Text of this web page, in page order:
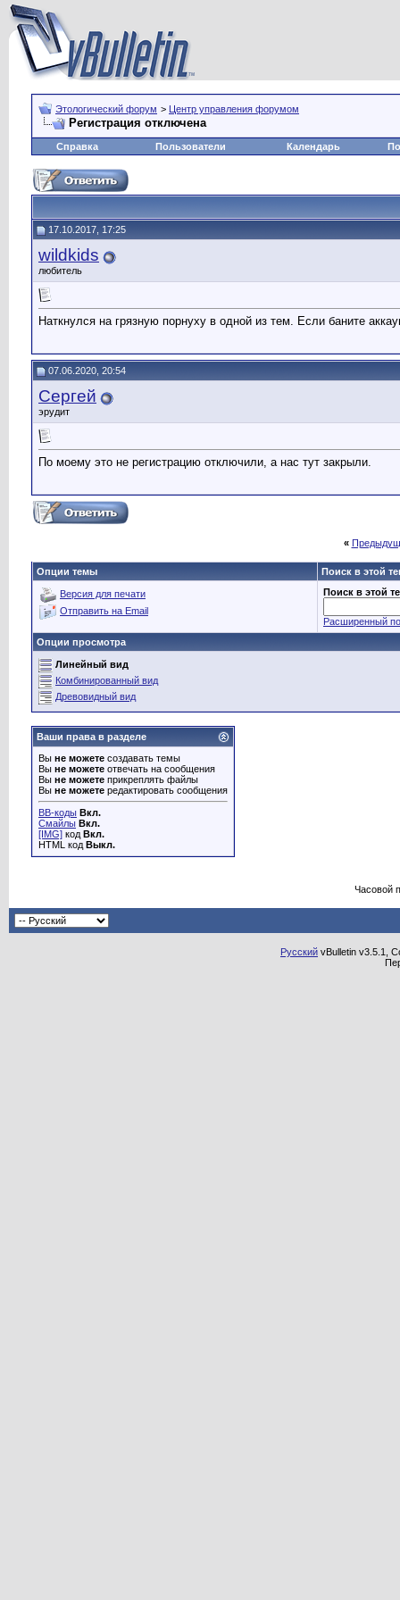
Этологический форум > Центр управления форумом
Регистрация отключена
Справка Пользователи Календарь
17.10.2017, 17:25
wildkids
любитель
Наткнулся на грязную порнуху в одной из тем. Если баните
07.06.2020, 20:54
Сергей
эрудит
По моему это не регистрацию отключили, а нас тут закрыли.
«
Опции темы Поиск в этой
Версия для печати
Отправить на Email
Поиск в этой
Расширенный
Опции просмотра
Линейный вид
Комбинированный вид
Древовидный вид
Ваши права в разделе
Вы не можете создавать темы
Вы не можете отвечать на сообщения
Вы не можете прикреплять файлы
Вы не можете редактировать сообщения
BB-коды Вкл.
Смайлы Вкл.
[IMG] код Вкл.
HTML код Выкл.
Часовой
Русский vBulletin v3.5.1,